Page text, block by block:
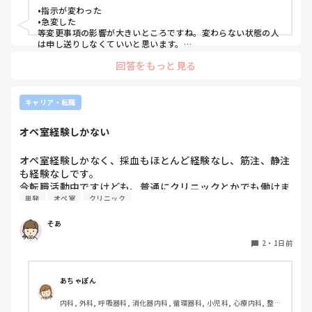
末期, 透析, 保育園・学校, SCU, 派遣, 小規模多機能, 看護多機能
•指示が変わった
•急変した
等変更事項の影響が大きいところですね。変わらない状態の人
は申し送りしなくていいと思います。
Wordで文章を作って渡してました。
回答をもっと見る
キャリア・転職
オペ室経験しかない
オペ室経験しかなく、採血もほとんど経験なし、筋注、静注
も経験なしです。
今転職活動中ですけども、普通にクリニックとかでも働けま
すかね(考えてるところは、眼科や皮膚科あたりです)
もう一つ、単発のバイトもしたいのですがオペ室経験しかな
い人でも働けるようなところはありますかね。
病棟経験も一度もないので色々と不安でいっぱいです。
単発 オペ室 クリニック
そあ
2 ・ 1日前
あちゃぽん
内科, 外科, 呼吸器科, 消化器内科, 循環器科, 小児科, 心療内科, 整形